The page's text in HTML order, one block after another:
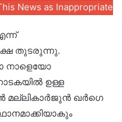
News as Inappropriate
തുടരുന്നു.
നാളെയോ
ഉള്ള
ഖര്‍ഗെ